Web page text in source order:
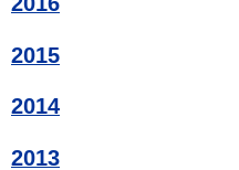
2015
2014
2013